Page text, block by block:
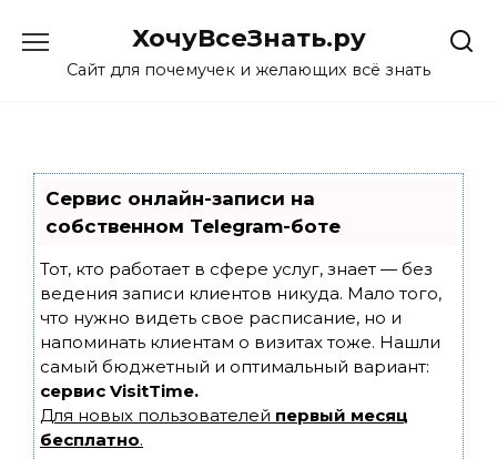
content
ХочуВсеЗнать.ру
Сайт для почемучек и желающих всё знать
Сервис онлайн-записи на
собственном Telegram-боте
Тот, кто работает в сфере услуг, знает — без
ведения записи клиентов никуда. Мало того,
что нужно видеть свое расписание, но и
напоминать клиентам о визитах тоже. Нашли
самый бюджетный и оптимальный вариант:
сервис VisitTime.
Для новых пользователей первый месяц
бесплатно.